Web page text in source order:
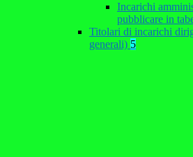
Incarichi
pubblicare in
Titolari di incarichi
generali) 5